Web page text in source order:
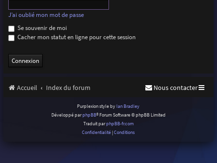
J’ai oublié mon mot de passe
Se souvenir de moi
Cacher mon statut en ligne pour cette session
Accueil Index du forum Nous contacter
Purplexion style by Ian Bradley
Développé parphpBB® Forum Software © phpBB Limited
Traduit parphpBB-fr.com
Confidentialité |Conditions